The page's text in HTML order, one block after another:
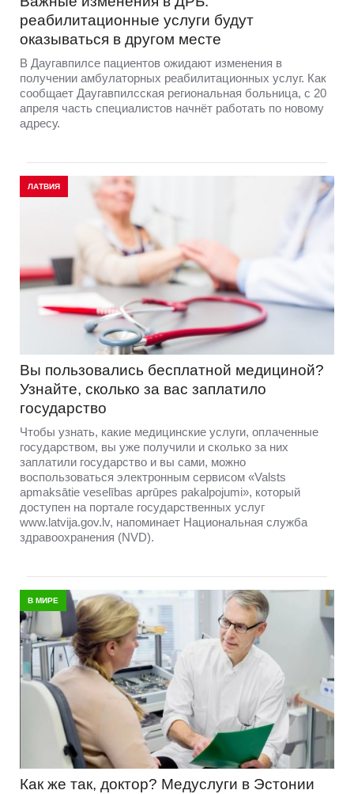
реабилитационные услуги будут
оказываться в другом месте
В Даугавпилсе пациентов ожидают изменения в
получении амбулаторных реабилитационных услуг. Как
сообщает Даугавпилсская региональная больница, с 20
апреля часть специалистов начнёт работать по новому
адресу.
ЛАТВИЯ
Вы пользовались бесплатной медициной?
Узнайте, сколько за вас заплатило
государство
Чтобы узнать, какие медицинские услуги, оплаченные
государством, вы уже получили и сколько за них
заплатили государство и вы сами, можно
воспользоваться электронным сервисом «Valsts
apmaksātie veselības aprūpes pakalpojumi», который
доступен на портале государственных услуг
www.latvija.gov.lv, напоминает Национальная служба
здравоохранения (NVD).
В МИРЕ
Как же так, доктор? Медуслуги в Эстонии